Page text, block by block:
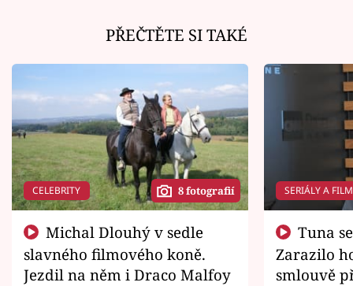
PŘEČTĚTE SI TAKÉ
CELEBRITY 8 fotografií
slavného filmového koně.
Jezdil na něm i Draco Malfoy
SERIÁLY A
Zarazilo
smlouvě